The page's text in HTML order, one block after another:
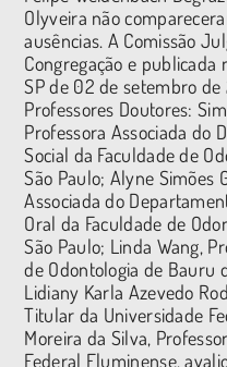
Olyveira não
ausências. A Comissão
Congregação e
SP de 02 de setembro
Professores Doutores:
Professora Associada do
Social da Faculdade de
São Paulo; Alyne Simões
Associada do
Oral da Faculdade de
São Paulo; Linda Wang,
de Odontologia de Bauru
Lidiany Karla Azevedo
Titular da Universidade
Moreira da Silva,
Federal Fluminense,